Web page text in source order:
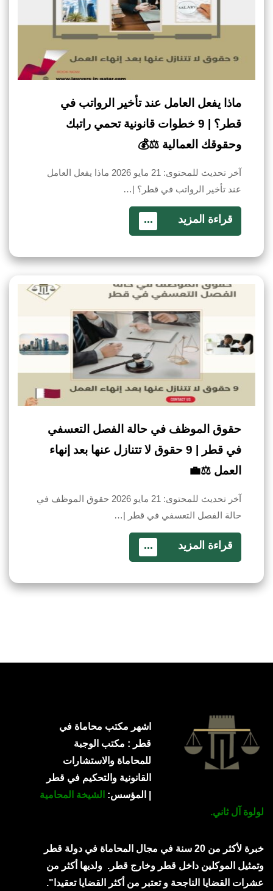
ماذا يفعل العامل عند تأخير الرواتب في
قطر؟ | 9 خطوات قانونية تحمي راتبك
وحقوقك العمالية ⚖️💰
آخر تحديث للمحتوى: 21 مايو 2026 ماذا يفعل العامل
عند تأخير الرواتب في قطر؟ |…
قراءة المزيد ...
حقوق الموظف في حالة الفصل التعسفي
في قطر | 9 حقوق لا تتنازل عنها بعد إنهاء
العمل ⚖️💼
آخر تحديث للمحتوى: 21 مايو 2026 حقوق الموظف في
حالة الفصل التعسفي في قطر |…
قراءة المزيد ...
اشهر مكتب محاماة في
قطر : مكتب الوجبة
للمحاماة والاستشارات
القانونية والتحكيم في قطر
| المؤسس: الشيخة المحامية
لولوة آل ثاني.
خبرة لأكثر من 20 سنة في مجال المحاماة في دولة قطر
وتمثيل الموكلين داخل قطر وخارج قطر. ولديها أكثر من
عشرات القضايا الناجحة و تعتبر من أكثر القضايا تعقيدا".